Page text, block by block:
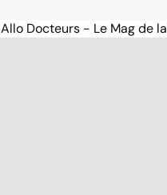
Allo Docteurs - Le Mag de